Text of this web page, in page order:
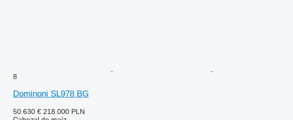
8
Dominoni SL978 BG
50.630 € 218.000 PLN